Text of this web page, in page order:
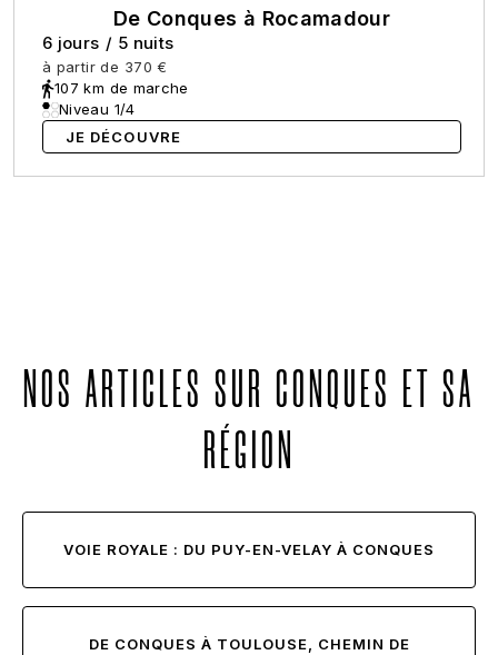
De Conques à Rocamadour
6 jours / 5 nuits
à partir de 370 €
107 km de marche
Niveau 1/4
JE DÉCOUVRE
NOS ARTICLES SUR CONQUES ET SA
RÉGION
VOIE ROYALE : DU PUY-EN-VELAY À CONQUES
DE CONQUES À TOULOUSE, CHEMIN DE